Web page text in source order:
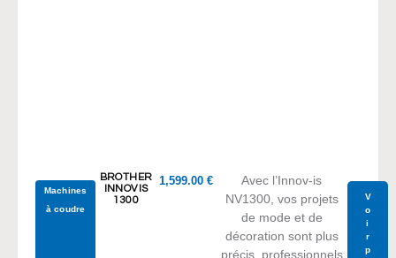
Machines
à coudre
BROTHER
INNOVIS
1300
1,599.00€
Avec l’Innov-is
NV1300, vos projets
de mode et de
décoration sont plus
précis, professionnels
V
o
i
r
p